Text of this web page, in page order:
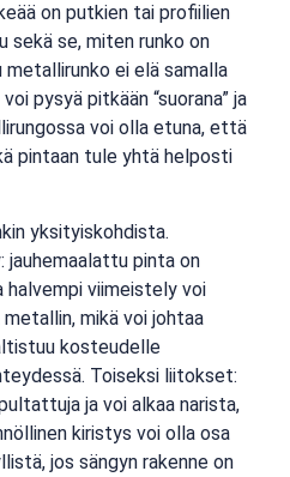
on putkien tai profiilien
sekä se, miten runko on
ei elä samalla
pysyä pitkään “suorana” ja
voi olla etuna, että
pintaan tule yhtä helposti
yksityiskohdista.
jauhemaalattu pinta on
halvempi viimeistely voi
mikä voi johtaa
kosteudelle
Toiseksi liitokset:
ja voi alkaa narista,
kiristys voi olla osa
jos sängyn rakenne on